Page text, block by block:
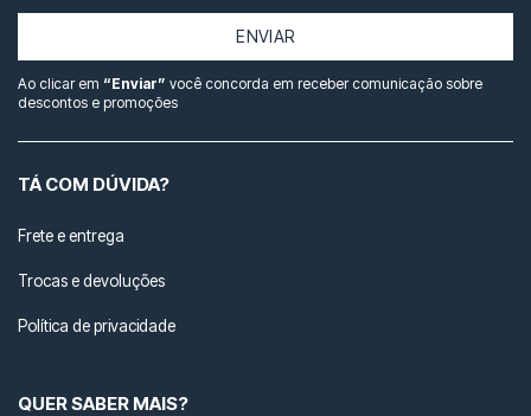
ENVIAR
Ao clicar em “Enviar” você concorda em receber comunicação sobre
descontos e promoções
TÁ COM DÚVIDA?
Frete e entrega
Trocas e devoluções
Política de privacidade
QUER SABER MAIS?